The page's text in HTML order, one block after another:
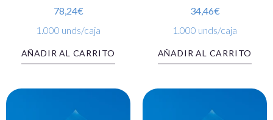
78,24€
1.000 unds/caja
AÑADIR AL CARRITO
34,46€
1.000 unds/caja
AÑADIR AL CARRITO